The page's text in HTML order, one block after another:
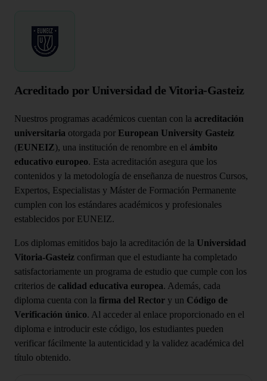
Acreditado por Universidad de Vitoria-Gasteiz
Nuestros programas académicos cuentan con la acreditación
universitaria otorgada por European University Gasteiz
(EUNEIZ), una institución de renombre en el ámbito
educativo europeo. Esta acreditación asegura que los
contenidos y la metodología de enseñanza de nuestros Cursos,
Expertos, Especialistas y Máster de Formación Permanente
cumplen con los estándares académicos y profesionales
establecidos por EUNEIZ.
Los diplomas emitidos bajo la acreditación de la Universidad
Vitoria-Gasteiz confirman que el estudiante ha completado
satisfactoriamente un programa de estudio que cumple con los
criterios de calidad educativa europea. Además, cada
diploma cuenta con la firma del Rector y un Código de
Verificación único. Al acceder al enlace proporcionado en el
diploma e introducir este código, los estudiantes pueden
verificar fácilmente la autenticidad y la validez académica del
título obtenido.